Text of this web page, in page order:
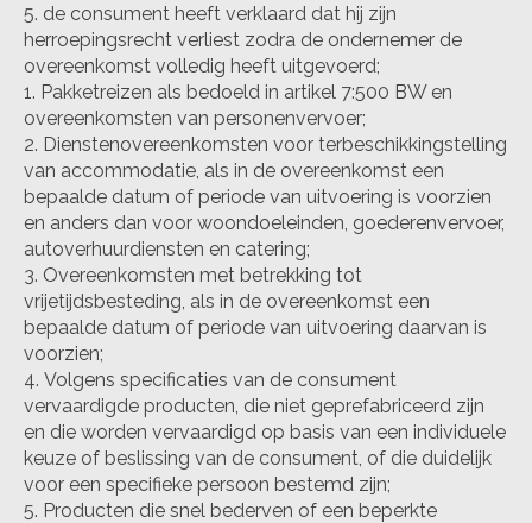
de consument heeft verklaard dat hij zijn
herroepingsrecht verliest zodra de ondernemer de
overeenkomst volledig heeft uitgevoerd;
Pakketreizen als bedoeld in artikel 7:500 BW en
overeenkomsten van personenvervoer;
Dienstenovereenkomsten voor terbeschikkingstelling
van accommodatie, als in de overeenkomst een
bepaalde datum of periode van uitvoering is voorzien
en anders dan voor woondoeleinden, goederenvervoer,
autoverhuurdiensten en catering;
Overeenkomsten met betrekking tot
vrijetijdsbesteding, als in de overeenkomst een
bepaalde datum of periode van uitvoering daarvan is
voorzien;
Volgens specificaties van de consument
vervaardigde producten, die niet geprefabriceerd zijn
en die worden vervaardigd op basis van een individuele
keuze of beslissing van de consument, of die duidelijk
voor een specifieke persoon bestemd zijn;
Producten die snel bederven of een beperkte